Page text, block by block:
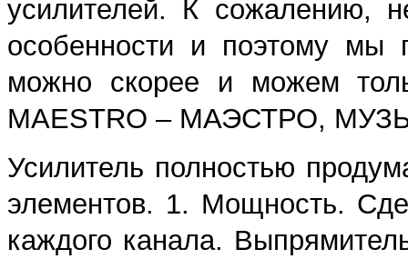
усилителей. К сожалению,
особенности и поэтому мы
можно скорее и можем
MAESTRO – МАЭСТРО,
Усилитель полностью
элементов. 1. Мощность.
каждого канала.